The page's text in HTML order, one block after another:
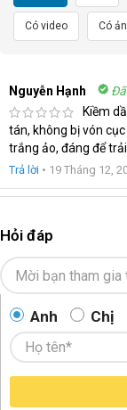
Có video Có
Nguyễn Hạnh
Kiềm
tán, không bị vón
trắng ảo, đáng để
Trả lời • 19 Tháng 12,
Hỏi đáp
Anh Chị